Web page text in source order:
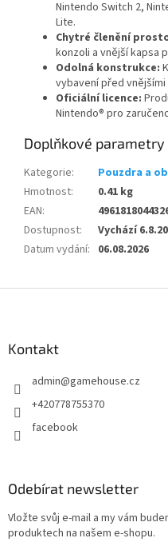
Nintendo Switch 2,
Lite.
Chytré členění
konzoli a vnější kapsa
Odolná konstrukce:
vybavení před
Oficiální licence:
Nintendo® pro
Doplňkové parametry
Kategorie:
Pouzdra a
Hmotnost:
0.41 kg
EAN:
Dostupnost:
Vychází
Datum vydání: 06.08.2026
Kontakt
admin@gamehouse.cz
+420778755370
facebook
Odebírat newsletter
Vložte svůj e-mail a my vám
produktech na našem e-shopu.